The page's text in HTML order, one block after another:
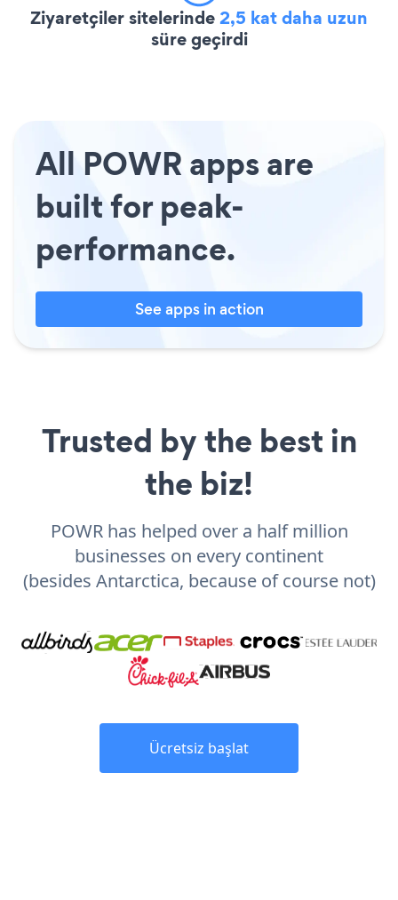
Ziyaretçiler sitelerinde2,5 kat daha uzun
süre geçirdi
All POWR apps are
built for peak-
performance.
See apps in action
Trusted by the best in
the biz!
POWR has helped over a half million
businesses on every continent
(besides Antarctica, because of course not)
Ücretsiz başlat